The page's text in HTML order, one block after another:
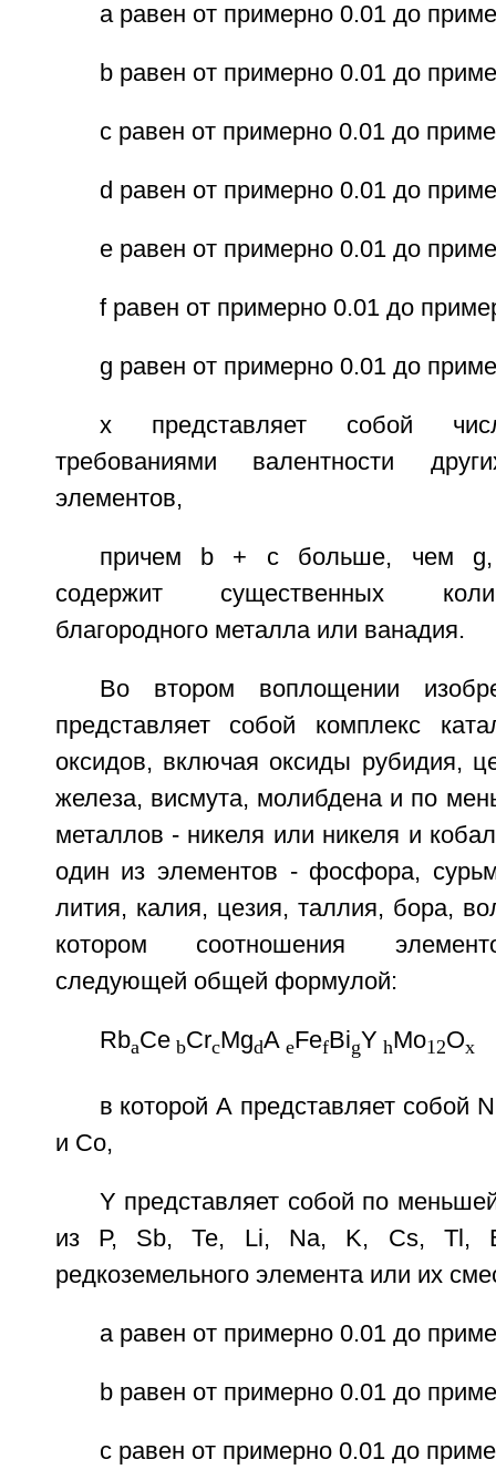
а равен от примерно 0.01 до
b равен от примерно 0.01 до
с равен от примерно 0.01 до
d равен от примерно 0.01 до
е равен от примерно 0.01 до
f равен от примерно 0.01 до
g равен от примерно 0.01 до
х представляет собой
требованиями валентности
элементов,
причем b + с больше, чем g,
содержит существенных
благородного металла или ванадия.
Во втором воплощении
представляет собой комплекс
оксидов, включая оксиды рубидия,
железа, висмута, молибдена и по
металлов - никеля или никеля и
один из элементов - фосфора,
лития, калия, цезия, таллия, бора,
котором соотношения
следующей общей формулой:
RbaCebCrcMgdAeFefBigY hMo12Ox
в которой А представляет собой
и Со,
Y представляет собой по
из Р, Sb, Те, Li, Na, K, Cs, Tl,
редкоземельного элемента или их
а равен от примерно 0.01 до
b равен от примерно 0.01 до
с равен от примерно 0.01 до